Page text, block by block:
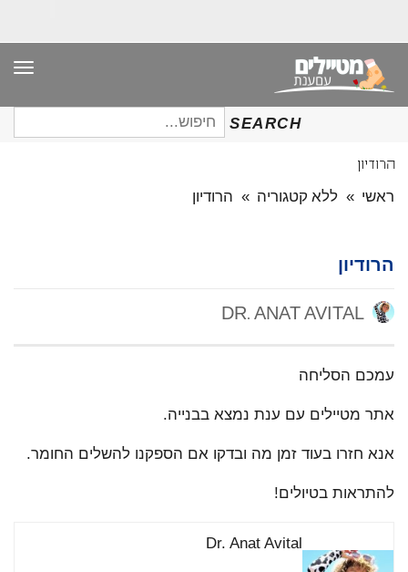
SEARCH
חיפוש
עבור:
הרודיון
ראשי » ללא קטגוריה » הרודיון
הרודיון
עמכם הסליחה
אתר מטיילים עם ענת נמצא בבנייה.
אנא חזרו בעוד זמן מה ובדקו אם הספקנו להשלים החומר.
להתראות בטיולים!
Dr. Anat Avital